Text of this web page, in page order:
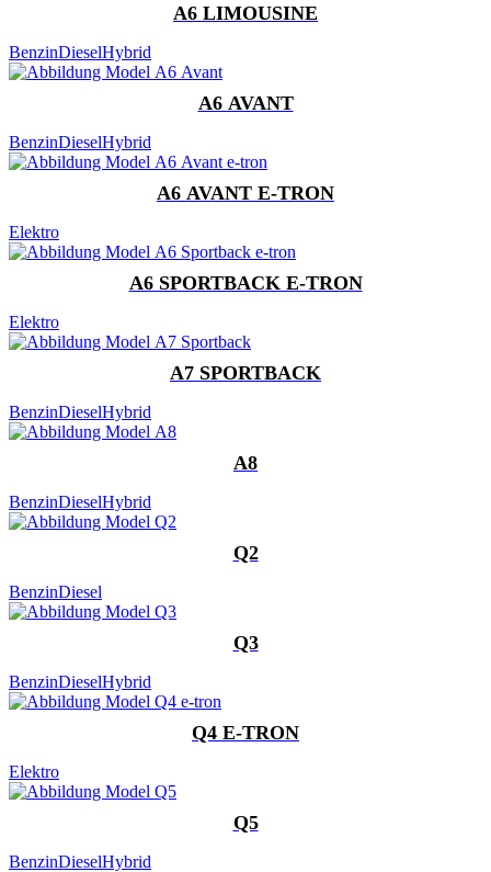
A6 LIMOUSINE
BenzinDieselHybrid
A6 AVANT
BenzinDieselHybrid
A6 AVANT E-TRON
Elektro
A6 SPORTBACK E-TRON
Elektro
A7 SPORTBACK
BenzinDieselHybrid
A8
BenzinDieselHybrid
Q2
BenzinDiesel
Q3
BenzinDieselHybrid
Q4 E-TRON
Elektro
Q5
BenzinDieselHybrid